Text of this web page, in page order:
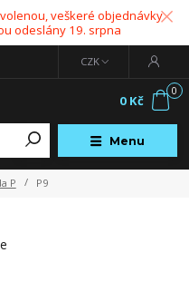
veškeré objednávky
odeslány 19. srpna
Menu
CZK
0
0 Kč
P P9